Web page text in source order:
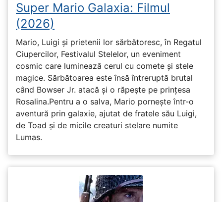
Super Mario Galaxia: Filmul
(2026)
Mario, Luigi și prietenii lor sărbătoresc, în Regatul
Ciupercilor, Festivalul Stelelor, un eveniment
cosmic care luminează cerul cu comete și stele
magice. Sărbătoarea este însă întreruptă brutal
când Bowser Jr. atacă și o răpește pe prinţesa
Rosalina.Pentru a o salva, Mario pornește într-o
aventură prin galaxie, ajutat de fratele său Luigi,
de Toad și de micile creaturi stelare numite
Lumas.